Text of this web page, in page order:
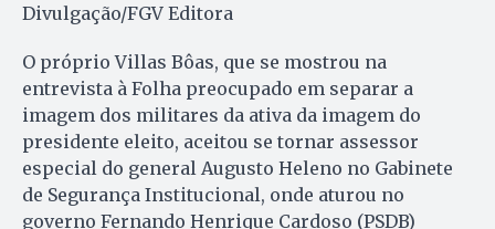
Divulgação/FGV Editora
O próprio Villas Bôas, que se mostrou na
entrevista à Folha preocupado em separar a
imagem dos militares da ativa da imagem do
presidente eleito, aceitou se tornar assessor
especial do general Augusto Heleno no Gabinete
de Segurança Institucional, onde aturou no
governo Fernando Henrique Cardoso (PSDB)